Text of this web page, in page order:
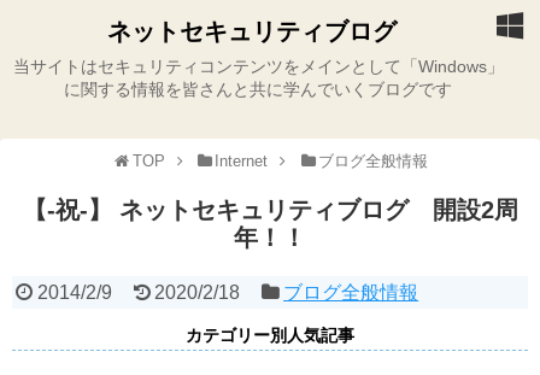
ネットセキュリティブログ
当サイトはセキュリティコンテンツをメインとして「Windows」
に関する情報を皆さんと共に学んでいくブログです
TOP Internet ブログ全般情報
【-祝-】 ネットセキュリティブログ 開設2周
年！！
2014/2/9 2020/2/18 ブログ全般情報
カテゴリー別人気記事